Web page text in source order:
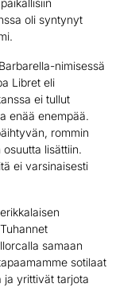
oli syntynyt
nimisessä
Libret eli
ei tullut
enää enempää.
rommin
lisättiin.
ei varsinaisesti
samaan
sotilaat
ja yrittivät tarjota